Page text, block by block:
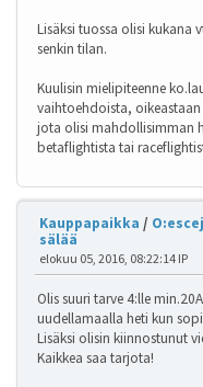
Lisäksi tuossa olisi kukana
senkin tilan.
Kuulisin mielipiteenne
vaihtoehdoista,
jota olisi mahdollisimman
betaflightista tai
Kauppapaikka /
sälää
elokuu 05, 2016, 08:22:14 IP
Olis suuri tarve 4:lle
uudellamaalla heti kun
Lisäksi olisin kiinnostunut
Kaikkea saa tarjota!